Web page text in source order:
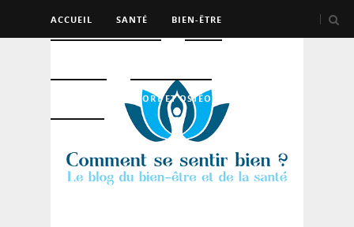
ACCUEIL SANTÉ BIEN-ÊTRE
SPORT ET OSTÉO